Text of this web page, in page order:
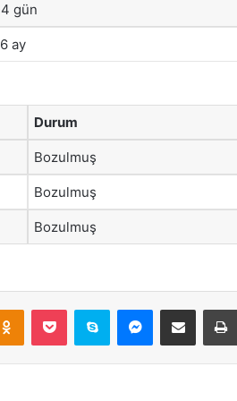
gün
ay
Durum
Bozulmuş
Bozulmuş
Bozulmuş
Odnoklassniki
Pocket Skype Messenger
E-Posta ile paylaş